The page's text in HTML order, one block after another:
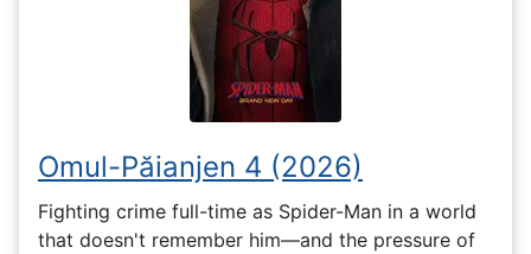
Omul-Păianjen 4 (2026)
Fighting crime full-time as Spider-Man in a world
that doesn't remember him—and the pressure of